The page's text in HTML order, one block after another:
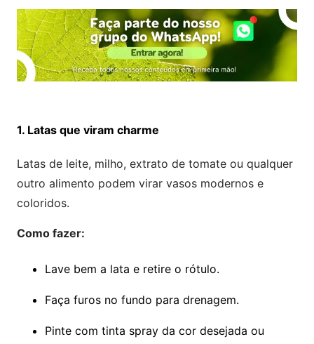
1. Latas que viram charme
Latas de leite, milho, extrato de tomate ou qualquer
outro alimento podem virar vasos modernos e
coloridos.
Como fazer:
Lave bem a lata e retire o rótulo.
Faça furos no fundo para drenagem.
Pinte com tinta spray da cor desejada ou